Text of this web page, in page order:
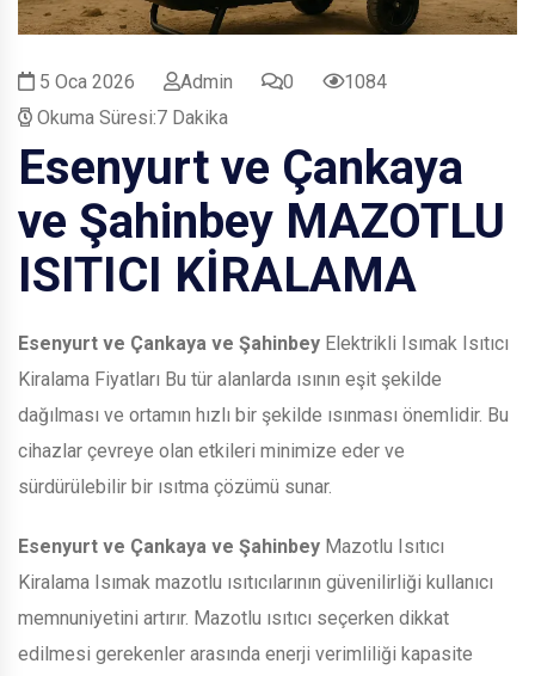
5 Oca 2026 Admin 0
1084
Okuma Süresi:7 Dakika
Esenyurt ve Çankaya
ve Şahinbey MAZOTLU
ISITICI KİRALAMA
Esenyurt ve Çankaya ve Şahinbey Elektrikli Isımak Isıtıcı
Kiralama Fiyatları Bu tür alanlarda ısının eşit şekilde
dağılması ve ortamın hızlı bir şekilde ısınması önemlidir. Bu
cihazlar çevreye olan etkileri minimize eder ve
sürdürülebilir bir ısıtma çözümü sunar.
Esenyurt ve Çankaya ve Şahinbey Mazotlu Isıtıcı
Kiralama Isımak mazotlu ısıtıcılarının güvenilirliği kullanıcı
memnuniyetini artırır. Mazotlu ısıtıcı seçerken dikkat
edilmesi gerekenler arasında enerji verimliliği kapasite